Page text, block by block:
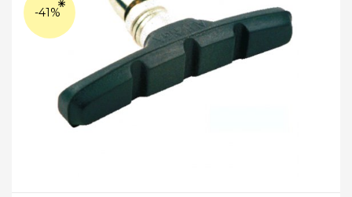
-41%